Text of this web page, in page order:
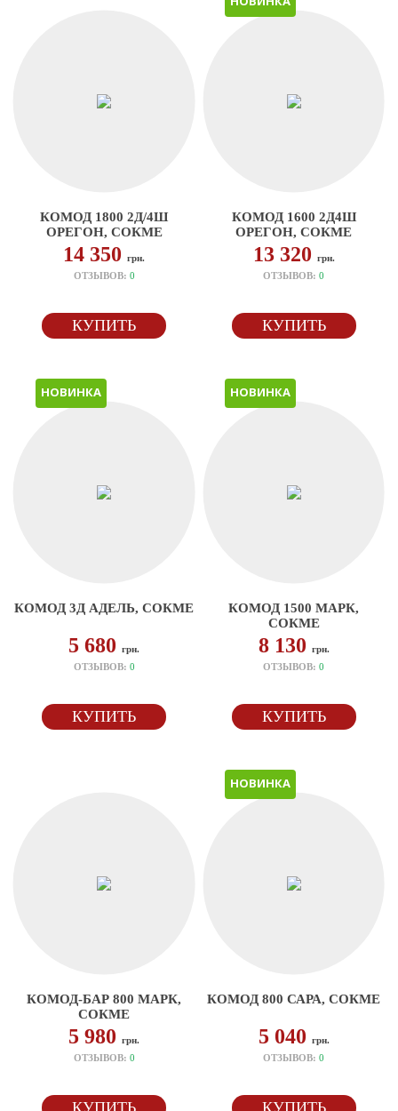
КОМОД 1800 2Д/4Ш
ОРЕГОН, СОКМЕ
14 350грн.
ОТЗЫВОВ: 0
КУПИТЬ
КОМОД 1600 2Д4Ш
ОРЕГОН, СОКМЕ
13 320 грн.
ОТЗЫВОВ:0
КУПИТЬ
НОВИНКА
КОМОД 3Д АДЕЛЬ, СОКМЕ
5 680грн.
ОТЗЫВОВ: 0
КУПИТЬ
НОВИНКА
КОМОД 1500 МАРК,
СОКМЕ
8 130 грн.
ОТЗЫВОВ:0
КУПИТЬ
КОМОД-БАР 800 МАРК,
СОКМЕ
5 980грн.
ОТЗЫВОВ: 0
КУПИТЬ
НОВИНКА
КОМОД 800 САРА, СОКМЕ
5 040 грн.
ОТЗЫВОВ:0
КУПИТЬ